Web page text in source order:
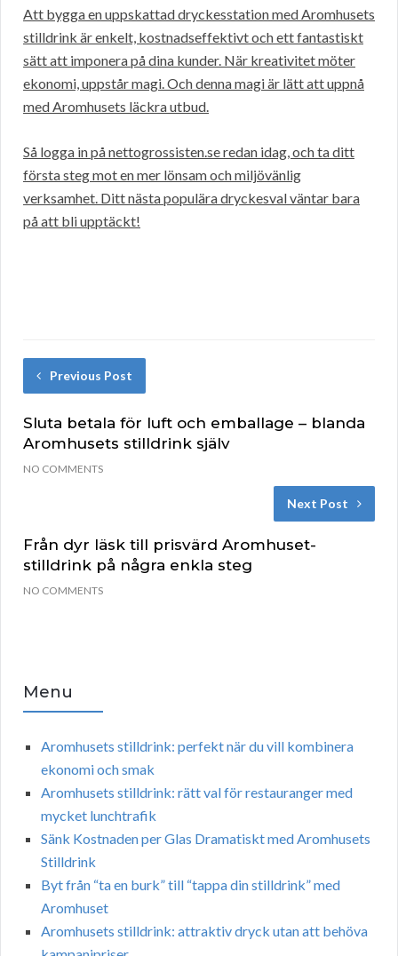
Att bygga en uppskattad dryckesstation med Aromhusets
stilldrink är enkelt, kostnadseffektivt och ett fantastiskt
sätt att imponera på dina kunder. När kreativitet möter
ekonomi, uppstår magi. Och denna magi är lätt att uppnå
med Aromhusets läckra utbud.
Så logga in på nettogrossisten.se redan idag, och ta ditt
första steg mot en mer lönsam och miljövänlig
verksamhet. Ditt nästa populära dryckesval väntar bara
på att bli upptäckt!
Previous Post
Sluta betala för luft och emballage – blanda
Aromhusets stilldrink själv
NO COMMENTS
Next Post
Från dyr läsk till prisvärd Aromhuset-
stilldrink på några enkla steg
NO COMMENTS
Menu
Aromhusets stilldrink: perfekt när du vill kombinera
ekonomi och smak
Aromhusets stilldrink: rätt val för restauranger med
mycket lunchtrafik
Sänk Kostnaden per Glas Dramatiskt med Aromhusets
Stilldrink
Byt från “ta en burk” till “tappa din stilldrink” med
Aromhuset
Aromhusets stilldrink: attraktiv dryck utan att behöva